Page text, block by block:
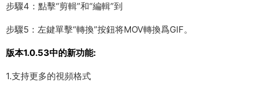
步驟4：點擊“剪輯”和“編輯”到
步驟5：左鍵單擊“轉換”按鈕将MOV轉換爲GIF。
版本1.0.53中的新功能:
1.支持更多的視頻格式